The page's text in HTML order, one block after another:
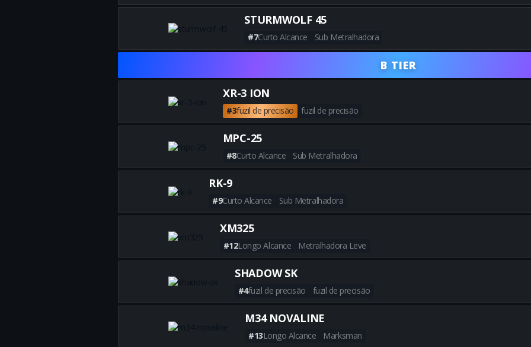
Obtenha todas as melhores
STURMWOLF 45
#7Curto Alcance
Sub Metralhadora
Obtenha todas as melhores
B TIER
XR-3 ION
#3fuzil de precisão
fuzil de precisão
Obtenha todas as melhores
MPC-25
#8Curto Alcance
Sub Metralhadora
Obtenha todas as melhores
RK-9
#9Curto Alcance
Sub Metralhadora
Obtenha todas as melhores
XM325
#12Longo Alcance
Metralhadora Leve
Obtenha todas as melhores
SHADOW SK
#4fuzil de precisão
fuzil de precisão
Obtenha todas as melhores
M34 NOVALINE
#13Longo Alcance
Marksman